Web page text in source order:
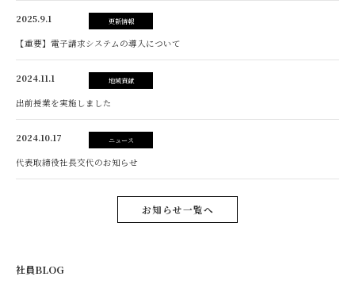
2025.9.1 更新情報
【重要】電子請求システムの導入について
2024.11.1 地域貢献
出前授業を実施しました
2024.10.17 ニュース
代表取締役社長交代のお知らせ
お知らせ一覧へ
社員BLOG